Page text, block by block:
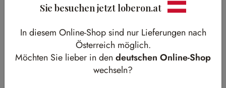
Sie besuchen jetzt loberon.at
In diesem Online-Shop sind nur Lieferungen nach
Österreich möglich.
Möchten Sie lieber in den deutschen Online-Shop
wechseln?